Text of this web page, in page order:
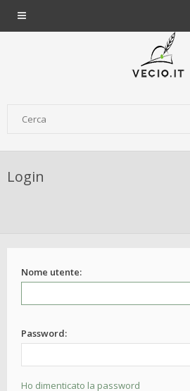
Login
Nome utente:
Password:
Ho dimenticato la password